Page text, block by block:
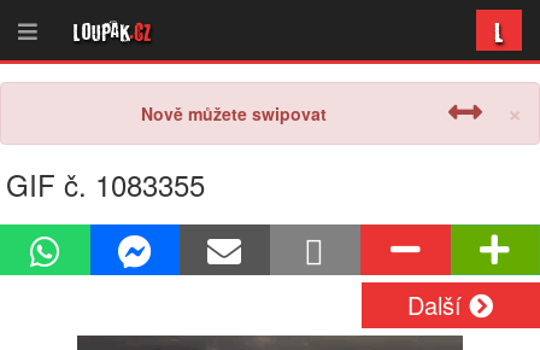
Loupak.cz L
×
Nově můžete swipovat
GIF č. 1083355
Další